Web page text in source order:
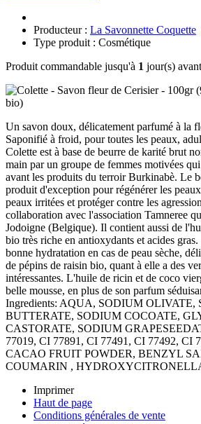
Producteur : La Savonnette Coquette
Type produit : Cosmétique
Produit commandable jusqu'à 1 jour(s)
Un savon doux, délicatement parfumé à la
Saponifié à froid, pour toutes les peaux,
Colette est à base de beurre de karité brut
main par un groupe de femmes motivées
avant les produits du terroir Burkinabè. Le
produit d'exception pour régénérer les
peaux irritées et protéger contre les
collaboration avec l'association Tamneree
Jodoigne (Belgique). Il contient aussi de
bio très riche en antioxydants et acides
bonne hydratation en cas de peau sèche,
de pépins de raisin bio, quant à elle a des
intéressantes. L'huile de ricin et de coco
belle mousse, en plus de son parfum
Ingredients: AQUA, SODIUM OLIVATE,
BUTTERATE, SODIUM COCOATE,
CASTORATE, SODIUM
77019, CI 77891, CI 77491, CI 77492, CI
CACAO FRUIT POWDER, BENZYL
COUMARIN ,
Imprimer
Haut de page
Conditions générales de vente